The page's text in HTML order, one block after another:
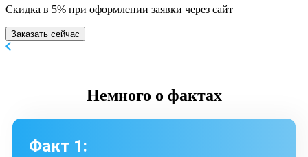
Скидка в 5% при оформлении заявки через сайт
Заказать сейчас
Немного о фактах
Факт 1: